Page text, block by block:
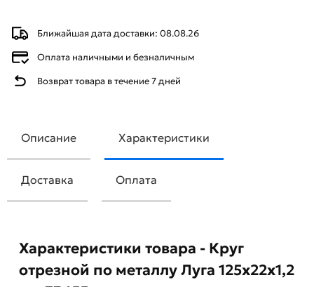
Ближайшая дата доставки: 08.08.26
Оплата наличными и безналичным
Возврат товара в течение 7 дней
Описание Характеристики
Доставка Оплата
Характеристики товара - Круг
отрезной по металлу Луга 125х22х1,2